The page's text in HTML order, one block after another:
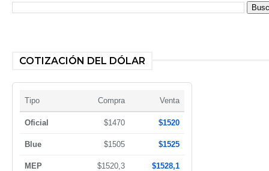
COTIZACIÓN DEL DÓLAR
Tipo Compra Venta
Oficial $1470 $1520
Blue $1505 $1525
MEP $1520,3 $1528,1